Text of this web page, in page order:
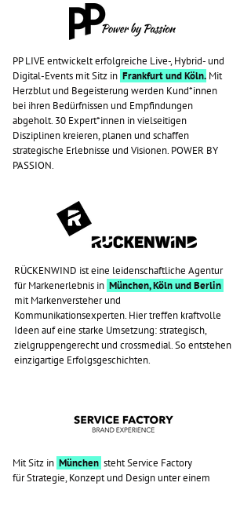
PP LIVE entwickelt erfolgreiche Live-, Hybrid- und
Digital-Events mit Sitz in Frankfurt und Köln. Mit
Herzblut und Begeisterung werden Kund*innen
bei ihren Bedürfnissen und Empfindungen
abgeholt. 30 Expert*innen in vielseitigen
Disziplinen kreieren, planen und schaffen
strategische Erlebnisse und Visionen. POWER BY
PASSION.
RÜCKENWIND ist eine leidenschaftliche Agentur
für Markenerlebnis in München, Köln und Berlin
mit Markenversteher und
Kommunikationsexperten. Hier treffen kraftvolle
Ideen auf eine starke Umsetzung: strategisch,
zielgruppengerecht und crossmedial. So entstehen
einzigartige Erfolgsgeschichten.
Mit Sitz in München steht Service Factory
für Strategie, Konzept und Design unter einem